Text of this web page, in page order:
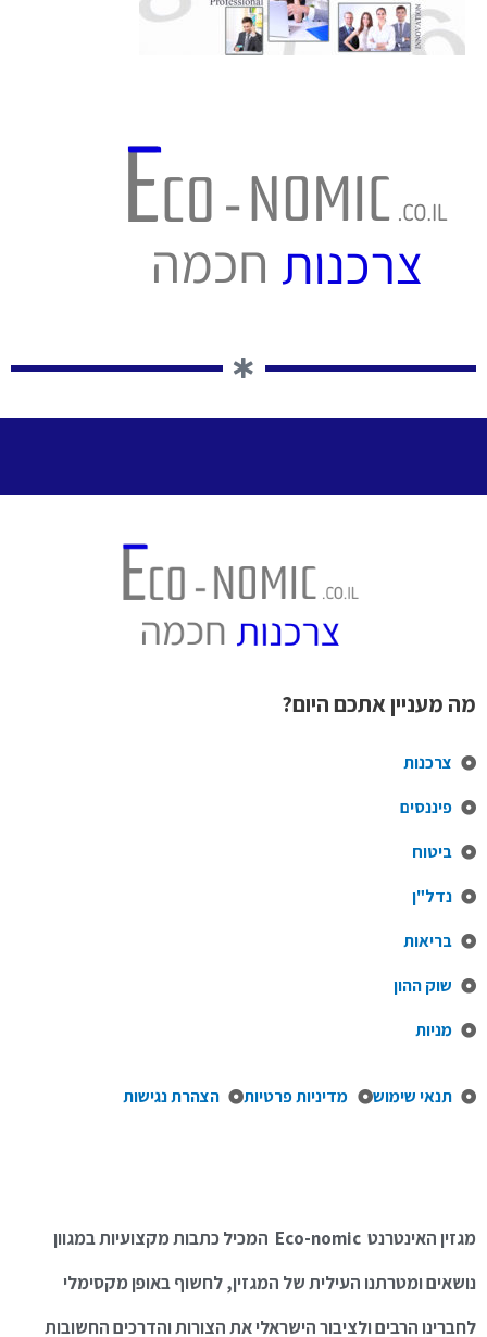
מה מעניין אתכם היום?
צרכנות
פיננסים
ביטוח
נדל"ן
בריאות
שוק ההון
מניות
תנאי שימוש מדיניות פרטיות הצהרת נגישות
מגזין האינטרנט Eco-nomic המכיל כתבות מקצועיות במגוון
נושאים ומטרתנו העילית של המגזין, לחשוף באופן מקסימלי
לחברינו הרבים ולציבור הישראלי את הצורות והדרכים החשובות